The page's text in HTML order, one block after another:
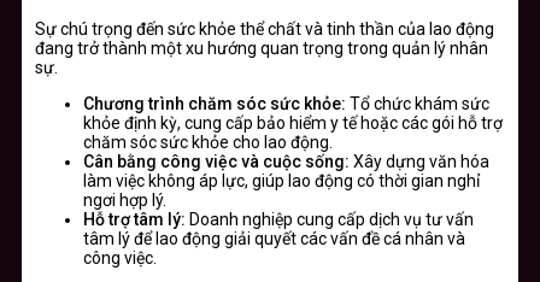
Sự chú trọng đến sức khỏe thể chất và tinh thần của lao động
đang trở thành một xu hướng quan trọng trong quản lý nhân
sự.
Chương trình chăm sóc sức khỏe: Tổ chức khám sức
khỏe định kỳ, cung cấp bảo hiểm y tế hoặc các gói hỗ trợ
chăm sóc sức khỏe cho lao động.
Cân bằng công việc và cuộc sống: Xây dựng văn hóa
làm việc không áp lực, giúp lao động có thời gian nghỉ
ngơi hợp lý.
Hỗ trợ tâm lý: Doanh nghiệp cung cấp dịch vụ tư vấn
tâm lý để lao động giải quyết các vấn đề cá nhân và
công việc.